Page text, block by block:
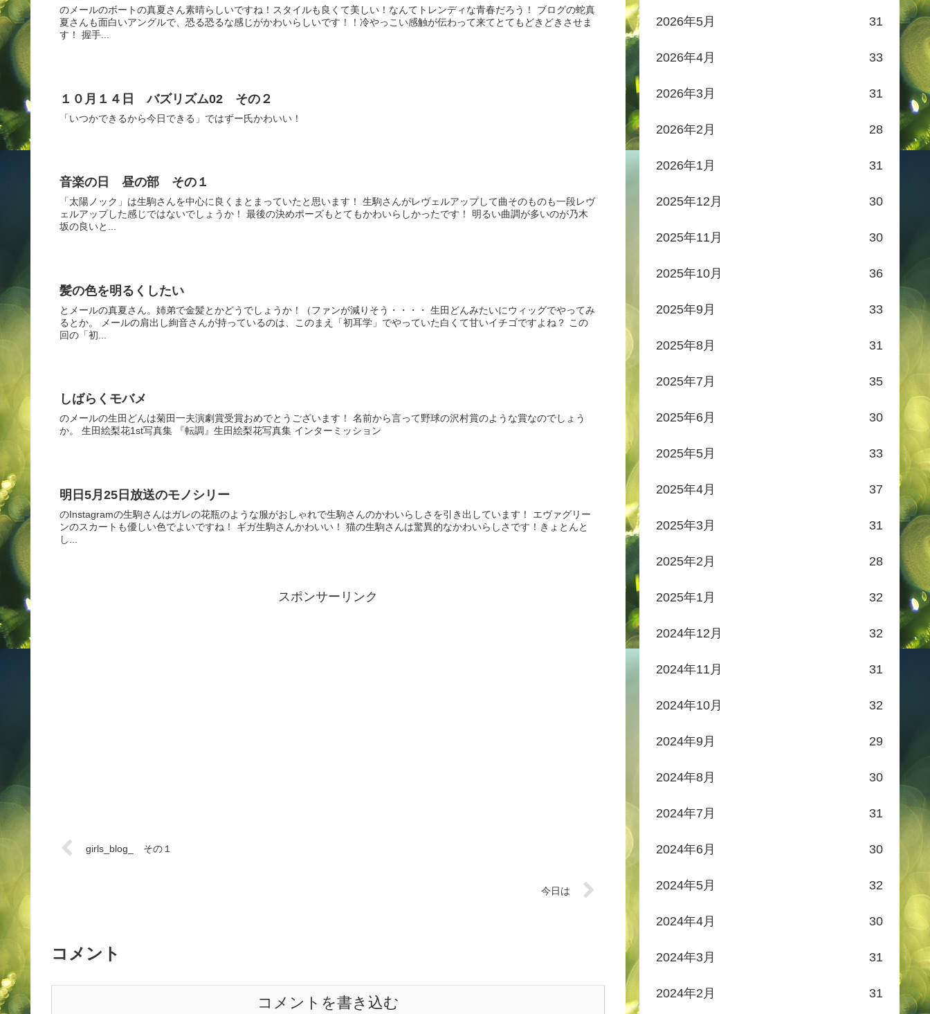
のメールのボートの真夏さん素晴らしいですね！スタイルも良くて美しい！なんてトレンディな青春だろう！ ブログの蛇真
夏さんも面白いアングルで、恐る恐るな感じがかわいらしいです！！冷やっこい感触が伝わって来てとてもどきどきさせま
す！ 握手...
１０月１４日 バズリズム02 その２
「いつかできるから今日できる」ではずー氏かわいい！
音楽の日 昼の部 その１
「太陽ノック」は生駒さんを中心に良くまとまっていたと思います！ 生駒さんがレヴェルアップして曲そのものも一段レヴ
ェルアップした感じではないでしょうか！ 最後の決めポーズもとてもかわいらしかったです！ 明るい曲調が多いのが乃木
坂の良いと...
髪の色を明るくしたい
とメールの真夏さん。姉弟で金髪とかどうでしょうか！（ファンが減りそう・・・・ 生田どんみたいにウィッグでやってみ
るとか。 メールの肩出し絢音さんが持っているのは、このまえ「初耳学」でやっていた白くて甘いイチゴですよね？ この
回の「初...
しばらくモバメ
のメールの生田どんは菊田一夫演劇賞受賞おめでとうございます！ 名前から言って野球の沢村賞のような賞なのでしょう
か。 生田絵梨花1st写真集 『転調』生田絵梨花写真集 インターミッション
明日5月25日放送のモノシリー
のInstagramの生駒さんはガレの花瓶のような服がおしゃれで生駒さんのかわいらしさを引き出しています！ エヴァグリー
ンのスカートも優しい色でよいですね！ ギガ生駒さんかわいい！ 猫の生駒さんは驚異的なかわいらしさです！きょとんと
し...
スポンサーリンク
girls_blog_ その１
今日は
コメント
コメントを書き込む
2026年5月 31
2026年4月 33
2026年3月 31
2026年2月 28
2026年1月 31
2025年12月 30
2025年11月 30
2025年10月 36
2025年9月 33
2025年8月 31
2025年7月 35
2025年6月 30
2025年5月 33
2025年4月 37
2025年3月 31
2025年2月 28
2025年1月 32
2024年12月 32
2024年11月 31
2024年10月 32
2024年9月 29
2024年8月 30
2024年7月 31
2024年6月 30
2024年5月 32
2024年4月 30
2024年3月 31
2024年2月 31